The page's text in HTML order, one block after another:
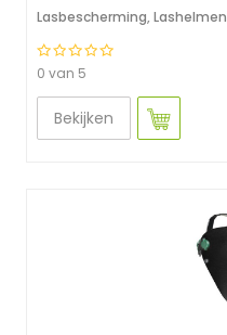
Lasbescherming, Lashelmen
0 van 5
Bekijken